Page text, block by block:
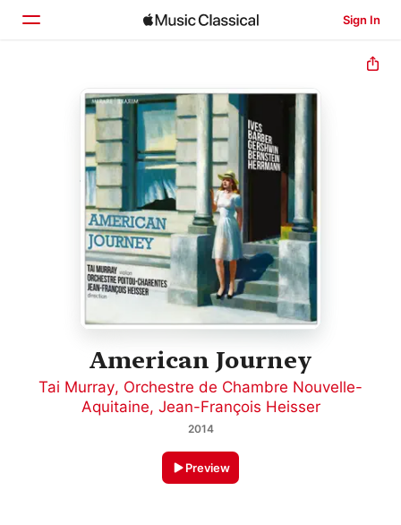
Sign In
Home
Browse
Search
American Journey
Tai Murray, Orchestre de Chambre Nouvelle-
Aquitaine, Jean-François Heisser
2014
Preview